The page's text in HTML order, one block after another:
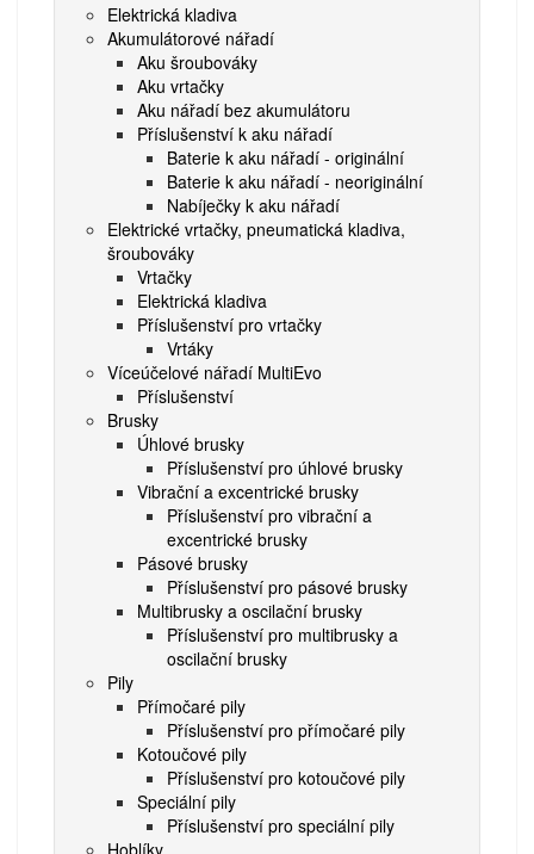
Elektrická kladiva
Akumulátorové nářadí
Aku šroubováky
Aku vrtačky
Aku nářadí bez akumulátoru
Příslušenství k aku nářadí
Baterie k aku nářadí - originální
Baterie k aku nářadí - neoriginální
Nabíječky k aku nářadí
Elektrické vrtačky, pneumatická kladiva,
šroubováky
Vrtačky
Elektrická kladiva
Příslušenství pro vrtačky
Vrtáky
Víceúčelové nářadí MultiEvo
Příslušenství
Brusky
Úhlové brusky
Příslušenství pro úhlové brusky
Vibrační a excentrické brusky
Příslušenství pro vibrační a
excentrické brusky
Pásové brusky
Příslušenství pro pásové brusky
Multibrusky a oscilační brusky
Příslušenství pro multibrusky a
oscilační brusky
Pily
Přímočaré pily
Příslušenství pro přímočaré pily
Kotoučové pily
Příslušenství pro kotoučové pily
Speciální pily
Příslušenství pro speciální pily
Hoblíky